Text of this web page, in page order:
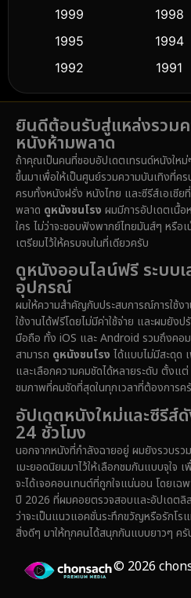
Dance เต้น
Detective สืบสวน
Disaster
Disney+
Documentary สารคดี
Dystopian
Emotional
Epic มหากาพย์
Family ครอบครัว
Fantasy จินตนาการ
Fiction
Gothic
1999
1998
1995
1994
1992
1991
1989
1988
1985
1983
1981
1971
1962
ยินดีต้อนรับสู่แหล่งรวม
หนังห้ามพลาด
ถ้าคุณเป็นคนที่ชอบอัปเดตเทรนด์หนังให
ขึ้นมาเพื่อให้เป็นศูนย์รวมความบันเทิงที่ค
ครบทั้งหนังฝรั่ง หนังไทย และซีรีส์เอเชีย
พลาด ดูหนังชนโรง ผมมีการอัปเดตเนื้อ
ใคร ไม่ว่าจะชอบฟังพากย์ไทยมันส์ๆ หรือ
เตรียมไว้ให้ครบจบในที่เดียวครับ
ดูหนังออนไลน์ฟรี ระบบ
อุปกรณ์
ผมให้ความสำคัญกับประสบการณ์การใช้ง
ใช้งานได้ฟรีโดยไม่มีค่าใช้จ่าย และผมยังป
มือถือ ทั้ง iOS และ Android รวมถึงคอ
สามารถ ดูหนังชนโรง ได้แบบไม่มีสะดุด
และเลือกความคมชัดได้หลายระดับ ตั้งแ
ชมภาพที่คมชัดที่สุดในทุกเวลาที่ต้องการค
อัปเดตหนังใหม่และซีรีส์
24 ชั่วโมง
นอกจากหนังที่กำลังฉายอยู่ ผมยังรวบร
เมะยอดนิยมมาไว้ให้เลือกชมกันแบบจุใจ
จะได้เจอคอนเทนต์ที่ถูกใจแน่นอน โดยเฉพ
ปี 2026 ที่ผมคอยตรวจสอบและอัปเดตลิ
ว่าจะเป็นแนวแอคชั่นระทึกขวัญหรือรักโ
สิ่งดีๆ มาให้ทุกคนได้สนุกกันแบบยาวๆ ครั
© 2026